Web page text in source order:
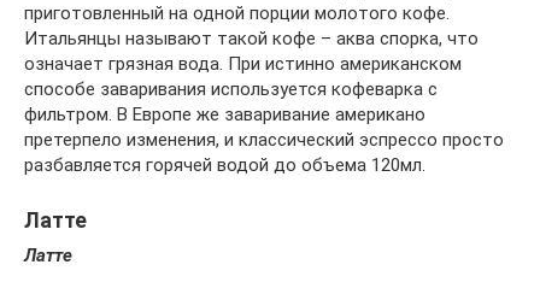
приготовленный на одной порции молотого кофе.
Итальянцы называют такой кофе – аква спорка, что
означает грязная вода. При истинно американском
способе заваривания используется кофеварка с
фильтром. В Европе же заваривание американо
претерпело изменения, и классический эспрессо просто
разбавляется горячей водой до объема 120мл.
Латте
Латте